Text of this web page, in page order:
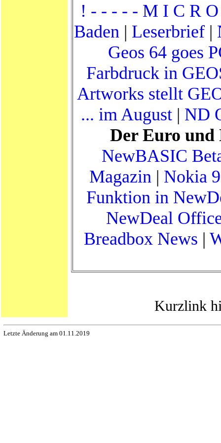
! - - - - - M I C R
Baden | Leserbrief|
Geos 64 goes
Farbdruck in
Artworks stellt
... im August | ND
Der Euro und
NewBASIC
Magazin | Nokia
Funktion in
NewDeal
Breadbox News |
Kurzlink
Letzte Änderung am 01.11.2019